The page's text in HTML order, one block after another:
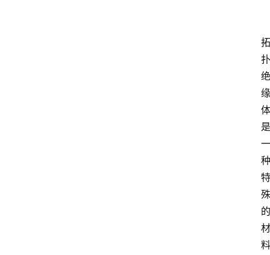
拓
扑
绝
缘
体
是
一
种
特
殊
的
材
料